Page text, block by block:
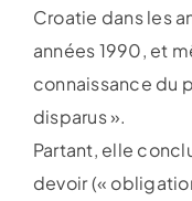
Croatie dans les
années 1990, et
connaissance du
disparus ».
Partant, elle
devoir («